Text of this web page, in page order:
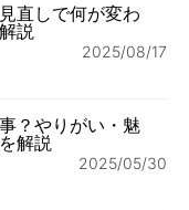
直しで何が変わ
説
2025/08/17
？やりがい・魅
解説
2025/05/30